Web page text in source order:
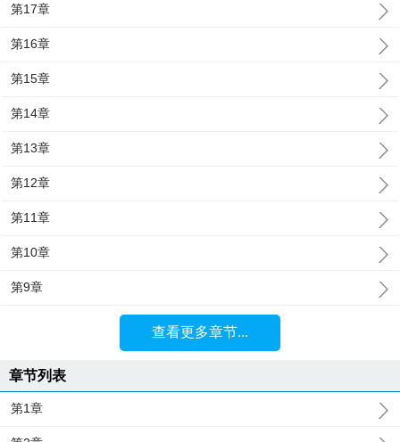
第17章
第16章
第15章
第14章
第13章
第12章
第11章
第10章
第9章
查看更多章节...
章节列表
第1章